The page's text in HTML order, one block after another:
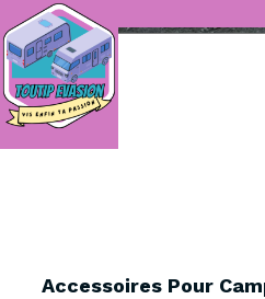
Accessoires Pour